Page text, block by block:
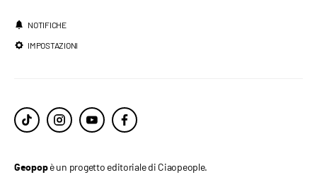
NOTIFICHE
IMPOSTAZIONI
Geopopè un progetto editoriale di Ciaopeople.